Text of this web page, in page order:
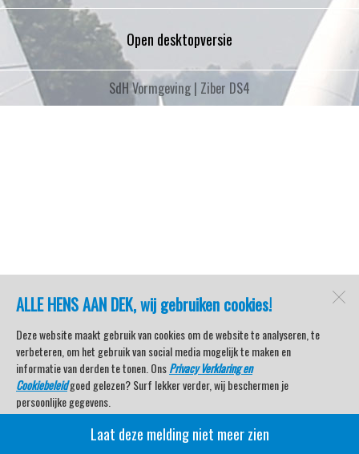
ALLE HENS AAN DEK, wij gebruiken cookies!
Deze website maakt gebruik van cookies om de website te analyseren, te
verbeteren, om het gebruik van social media mogelijk te maken en
informatie van derden te tonen. OnsPrivacy Verklaring en
Cookiebeleidgoed gelezen? Surf lekker verder, wij beschermen je
persoonlijke gegevens.
Veel kijkplezier met Watersport TV Beleving & Nieuws!
Laat deze melding niet meer zien
Open desktopversie
SdH Vormgeving | Ziber DS4